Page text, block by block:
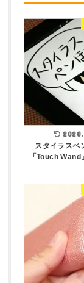
スタイラスペ
「Touch